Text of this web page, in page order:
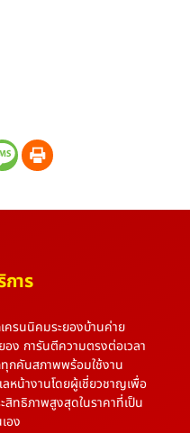
าร
ครนนิคมระยองบ้านค่าย
อง การันตีความตรงต่อเวลา
กคันสภาพพร้อมใช้งาน
หน้างานโดยผู้เชี่ยวชาญเพื่อ
สิทธิภาพสูงสุดในราคาที่เป็น
อง